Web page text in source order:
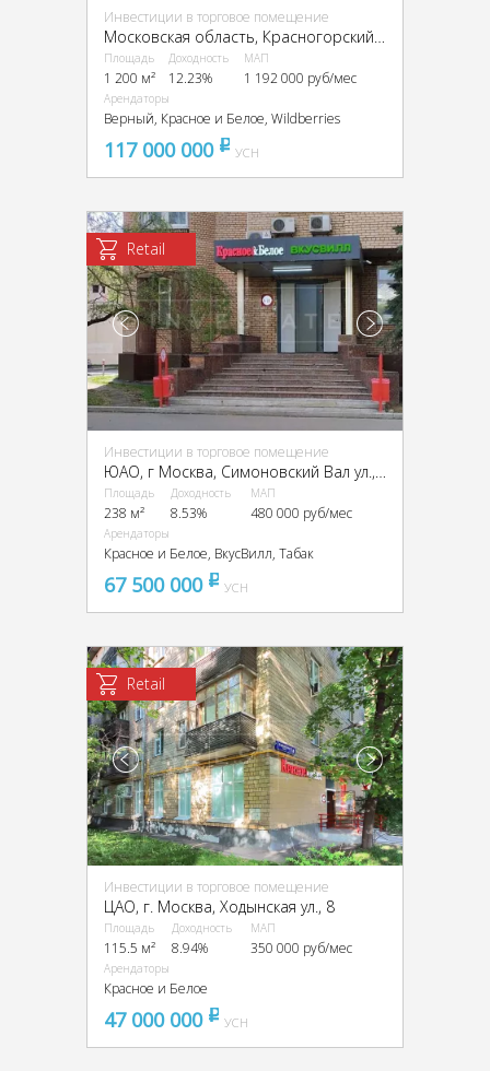
Инвестиции в торговое помещение
Площадь
1 200 м²
Доходность
12.23%
МАП
1 192 000 руб/мес
Арендаторы
Верный, Красное и Белое, Wildberries
117 000 000 pуб
УСН
Retail
Инвестиции в торговое помещение
ЮАО, г Москва, Симоновский Вал ул., 16
Площадь
238 м²
Доходность
8.53%
МАП
480 000 руб/мес
Арендаторы
Красное и Белое, ВкусВилл, Табак
67 500 000 pуб
УСН
Retail
Инвестиции в торговое помещение
ЦАО, г. Москва, Ходынская ул., 8
Площадь
115.5 м²
Доходность
8.94%
МАП
350 000 руб/мес
Арендаторы
Красное и Белое
47 000 000 pуб
УСН